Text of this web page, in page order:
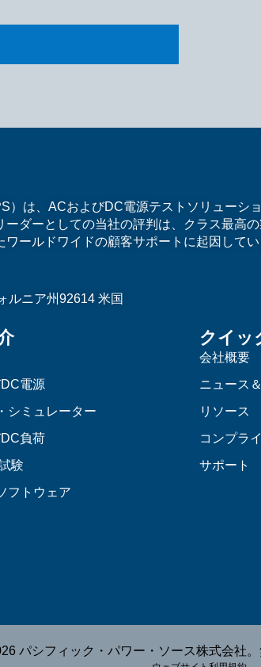
）は、ACおよびDC電源テストソリューシ
ダーとしての当社の評判は、クラス最高の
ールドワイドの顧客サポートに起因してい
ルニア州92614 米国
電源
シミュレーター
負荷
験
フトウェア
クイッ
会社概要
ニュース
リソース
コンプラ
サポート
パシフィック・パワー・ソース株式会社。